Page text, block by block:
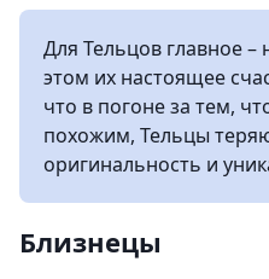
Для Тельцов главное –
этом их настоящее
что в погоне за тем,
похожим, Тельцы
оригинальность и
Близнецы